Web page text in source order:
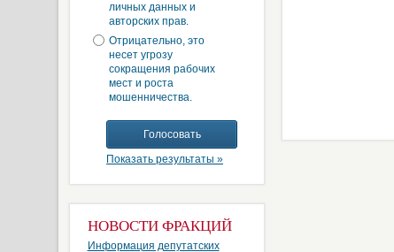
личных данных и
авторских прав.
Отрицательно, это
несет угрозу
сокращения рабочих
мест и роста
мошенничества.
Показать результаты »
НОВОСТИ ФРАКЦИЙ
Информация депутатских